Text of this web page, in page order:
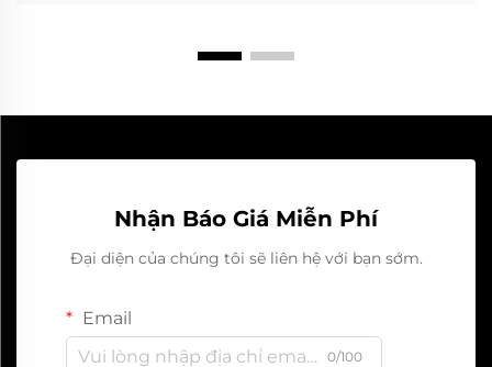
Nhận Báo Giá Miễn Phí
Đại diện của chúng tôi sẽ liên hệ với bạn sớm.
Email
0/100